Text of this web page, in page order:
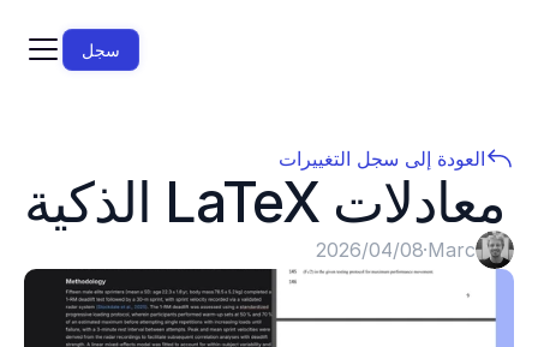
العودة إلى سجل التغييرات
معادلات LaTeX الذكية
Marc
·
08‏/04‏/2026
سجل